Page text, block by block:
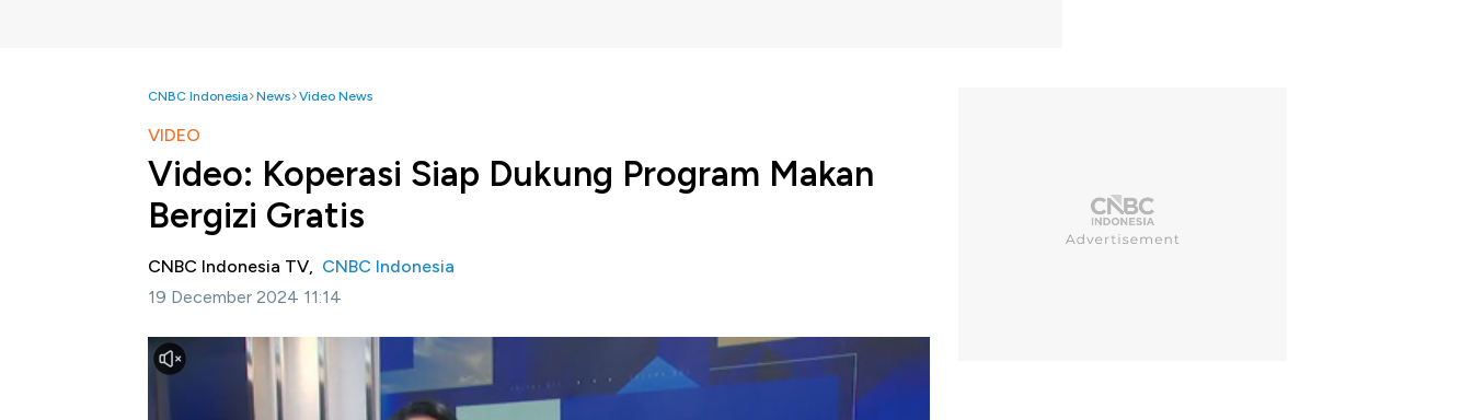
CNBC Indonesia News Video News
VIDEO
Video: Koperasi Siap Dukung Program Makan
Bergizi Gratis
CNBC Indonesia TV, CNBC Indonesia
19 December 2024 11:14
Jakarta, CNBC Indonesia -
Menteri Koperasi, Budi Arie Setiadi menyatakan ada ratusan koperasi di
seluruh Indonesia yang telah siap mendukung program Makan Bergizi Gratis (MBG) yang diusung
oleh Presiden Prabowo Subianto.